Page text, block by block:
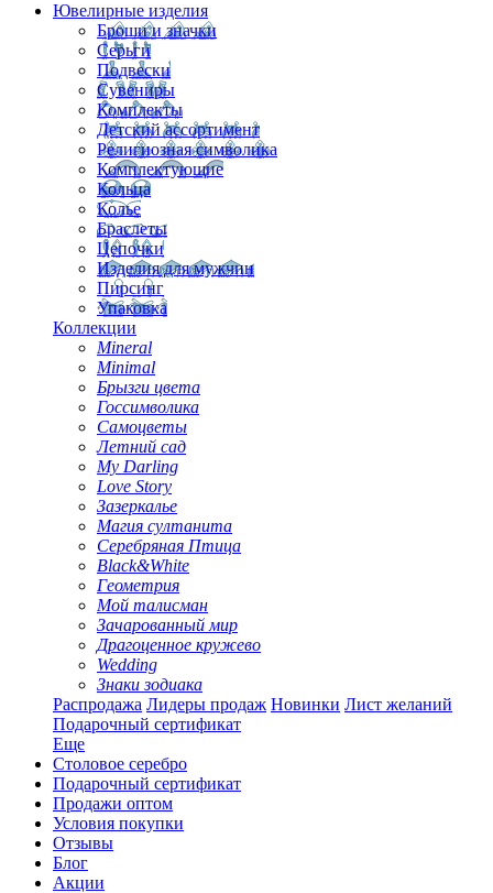
Ювелирные изделия
Броши и значки
Серьги
Подвески
Сувениры
Комплекты
Детский ассортимент
Религиозная символика
Комплектующие
Кольца
Колье
Браслеты
Цепочки
Изделия для мужчин
Пирсинг
Упаковка
Коллекции
Mineral
Minimal
Брызги цвета
Госсимволика
Самоцветы
Летний сад
My Darling
Love Story
Зазеркалье
Магия султанита
Серебряная Птица
Black&White
Геометрия
Мой талисман
Зачарованный мир
Драгоценное кружево
Wedding
Знаки зодиака
Распродажа Лидеры продаж Новинки Лист желаний
Подарочный сертификат
Еще
Столовое серебро
Подарочный сертификат
Продажи оптом
Условия покупки
Отзывы
Блог
Акции